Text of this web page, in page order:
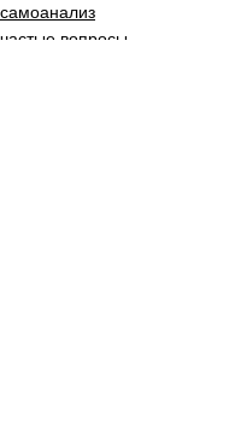
самоанализ
частые вопросы